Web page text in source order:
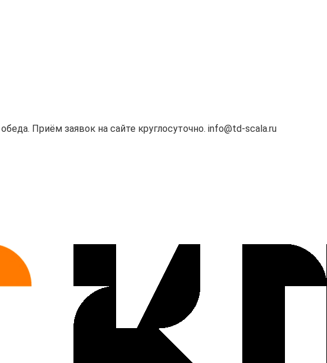
Приём заявок на сайте круглосуточно. info@td-scala.ru